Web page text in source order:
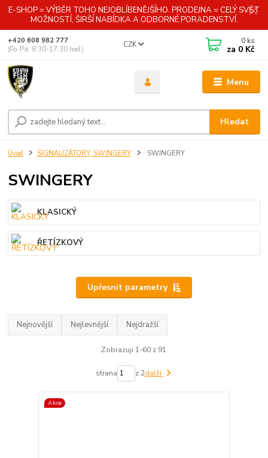
E-SHOP = VÝBĚR TOHO NEJOBLÍBENĚJŠÍHO. PRODEJNA = CELÝ SVĚT
MOŽNOSTÍ, ŠIRŠÍ NABÍDKA A ODBORNÉ PORADENSTVÍ.
Menu
CZK
Hledat
+420 608 982 777
(Po-Pá, 8:30-17:30 hod.)
0 ks
za 0 Kč
Úvod SIGNALIZÁTORY, SWINGERY SWINGERY
SWINGERY
KLASICKÝ
ŘETÍZKOVÝ
Upřesnit parametry
Nejnovější Nejlevnější Nejdražší
Zobrazuji 1-60 z 91
strana z 2další
Akce